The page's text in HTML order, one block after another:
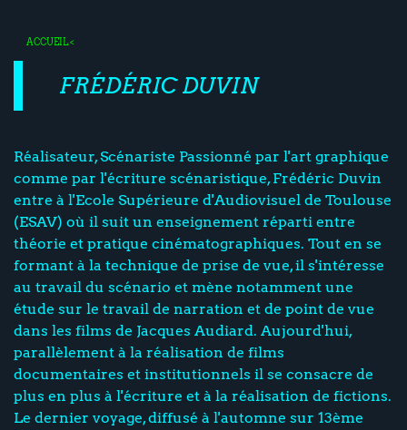
ACCUEIL<
FRÉDÉRIC DUVIN
Réalisateur, Scénariste Passionné par l'art graphique
comme par l'écriture scénaristique, Frédéric Duvin
entre à l'Ecole Supérieure d'Audiovisuel de Toulouse
(ESAV) où il suit un enseignement réparti entre
théorie et pratique cinématographiques. Tout en se
formant à la technique de prise de vue, il s'intéresse
au travail du scénario et mène notamment une
étude sur le travail de narration et de point de vue
dans les films de Jacques Audiard. Aujourd'hui,
parallèlement à la réalisation de films
documentaires et institutionnels il se consacre de
plus en plus à l'écriture et à la réalisation de fictions.
Le dernier voyage, diffusé à l'automne sur 13ème